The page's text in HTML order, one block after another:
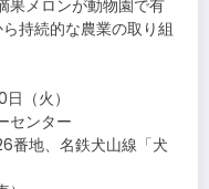
果メロンが動物園で有
持続的な農業の取り組
（火）
センター
、名鉄犬山線「犬